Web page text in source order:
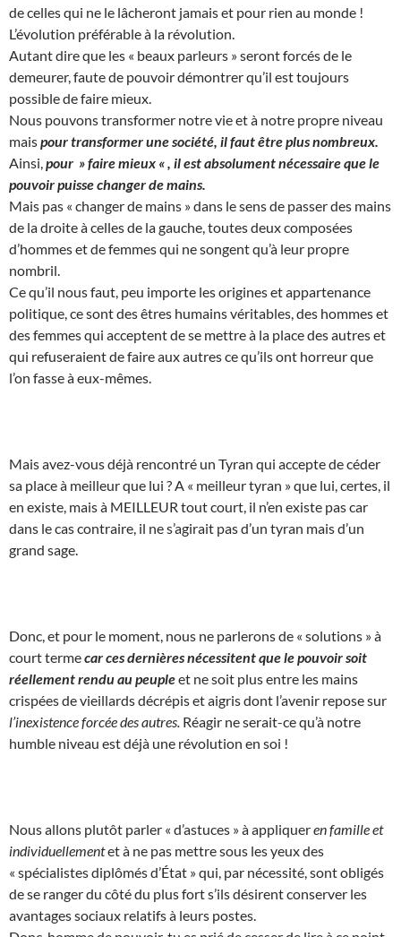
de celles qui ne le lâcheront jamais et pour rien au monde !
L’évolution préférable à la révolution.
Autant dire que les « beaux parleurs » seront forcés de le
demeurer, faute de pouvoir démontrer qu’il est toujours
possible de faire mieux.
Nous pouvons transformer notre vie et à notre propre niveau
maispour transformer une société, il faut être plus nombreux.
Ainsi, pour » faire mieux « , il est absolument nécessaire que le
pouvoir puisse changer de mains.
Mais pas « changer de mains » dans le sens de passer des mains
de la droite à celles de la gauche, toutes deux composées
d’hommes et de femmes qui ne songent qu’à leur propre
nombril.
Ce qu’il nous faut, peu importe les origines et appartenance
politique, ce sont des êtres humains véritables, des hommes et
des femmes qui acceptent de se mettre à la place des autres et
qui refuseraient de faire aux autres ce qu’ils ont horreur que
l’on fasse à eux-mêmes.
Mais avez-vous déjà rencontré un Tyran qui accepte de céder
sa place à meilleur que lui ? A « meilleur tyran » que lui, certes, il
en existe, mais à MEILLEUR tout court, il n’en existe pas car
dans le cas contraire, il ne s’agirait pas d’un tyran mais d’un
grand sage.
Donc, et pour le moment, nous ne parlerons de « solutions » à
court termecar ces dernières nécessitent que le pouvoir soit
réellement rendu au peupleet ne soit plus entre les mains
crispées de vieillards décrépis et aigris dont l’avenir repose sur
l’inexistence forcée des autres. Réagir ne serait-ce qu’à notre
humble niveau est déjà une révolution en soi !
Nous allons plutôt parler « d’astuces » à appliqueren famille et
individuellementet à ne pas mettre sous les yeux des
« spécialistes diplômés d’État » qui, par nécessité, sont obligés
de se ranger du côté du plus fort s’ils désirent conserver les
avantages sociaux relatifs à leurs postes.